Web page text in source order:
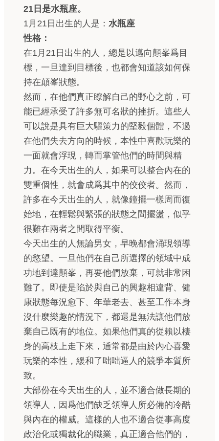
21日是水瓶座。
1月21日出生的人是： 水瓶座
性格：
在1月21日出生的人，總是以邁向顛峯爲目
標，一旦達到目標後，也都會知道該如何保
持在顛峯狀態。
然而，在他們真正瞭解自己的野心之前，可
能已經承受了許多無可名狀的挫折。這些人
可以說是具有巨大驅策力的堅毅個體，不過
在他們失去方向的時候，本性中喜歡玩樂的
一面就會浮現，轉而掌管他們的時間與精
力。在今天出生的人，如果可以整合內在的
雙重個性，就會成爲其中的佼佼者。然而，
許多在今天出生的人，就像鐘擺一樣周而復
始地，在輕鬆與緊張的狀態之間擺盪，似乎
很難在兩者之間取得平衡。
今天出生的人無論男女，早晚都會涌現領導
的慾望。一旦他們在自己所選擇的領域中成
功地到達顛峯，再要他們放棄，可就非常困
難了。即使是陷於與自己的興趣相違背、健
康狀態每況愈下、年華老去、甚至工作本身
沒什麼樂趣的情況下，都還是無法讓他們放
棄自己既有的地位。如果他們真的從賴以棲
身的高枝上走下來，通常都是由於內心喜愛
玩樂的本性，緩和了咄咄逼人的競爭本質所
致。
大部份在今天出生的人，並不適合做長期的
領導人，因爲他們缺乏領導人所必備的冷酷
與內在的權威。這樣的人也不適合從事高度
政治化或獨裁化的職業，真正適合他們的，